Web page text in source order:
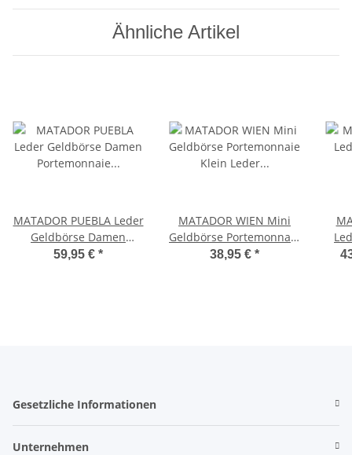
Ähnliche Artikel
MATADOR PUEBLA Leder
Geldbörse Damen
Portemonnaie
59,95 € *
MATADOR WIEN Mini
Geldbörse Portemonnaie
Klein Leder RFID TüV
38,95 € *
Gesetzliche Informationen
Unternehmen